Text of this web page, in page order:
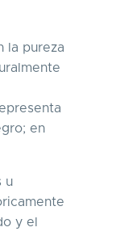
la pureza
en
u
y el